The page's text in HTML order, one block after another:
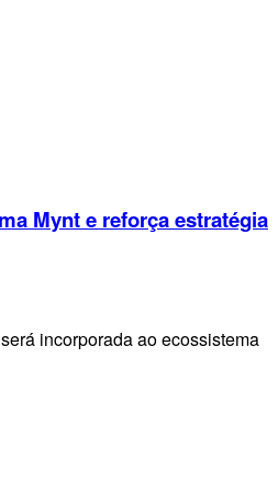
Mynt e reforça estratégia
incorporada ao ecossistema